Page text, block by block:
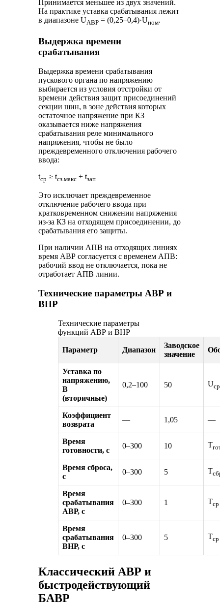
Принимается меньшее из двух значений.
На практике уставка срабатывания лежит
в диапазоне UАВР = (0,25–0,4)·Uном.
Выдержка времени
срабатывания
Выдержка времени срабатывания
пускового органа по напряжению
выбирается из условия отстройки от
времени действия защит присоединений
секции шин, в зоне действия которых
остаточное напряжение при КЗ
оказывается ниже напряжения
срабатывания реле минимального
напряжения, чтобы не было
преждевременного отключения рабочего
ввода:
tср ≥ tсз.макс + tзап
Это исключает преждевременное
отключение рабочего ввода при
кратковременном снижении напряжения
из-за КЗ на отходящем присоединении, до
срабатывания его защиты.
При наличии АПВ на отходящих линиях
время АВР согласуется с временем АПВ:
рабочий ввод не отключается, пока не
отработает АПВ линии.
Технические параметры АВР и
ВНР
Технические параметры
функций АВР и ВНР
Параметр Диапазон
Заводское
значение
Уставка по
напряжению,
В
(вторичные)
0,2–100 50 Uср
Коэффициент
возврата
— 1,05 —
Время
готовности, с
0–300 10 T
Время сброса,
с
0–300 5 T
Время
срабатывания
АВР, с
0–300 1 Tср
Время
срабатывания
ВНР, с
0–300 5 T
Классический АВР и
быстродействующий
БАВР